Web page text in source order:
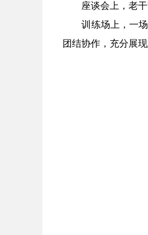
座谈会上，老干警
训练场上，一场
团结协作，充分展